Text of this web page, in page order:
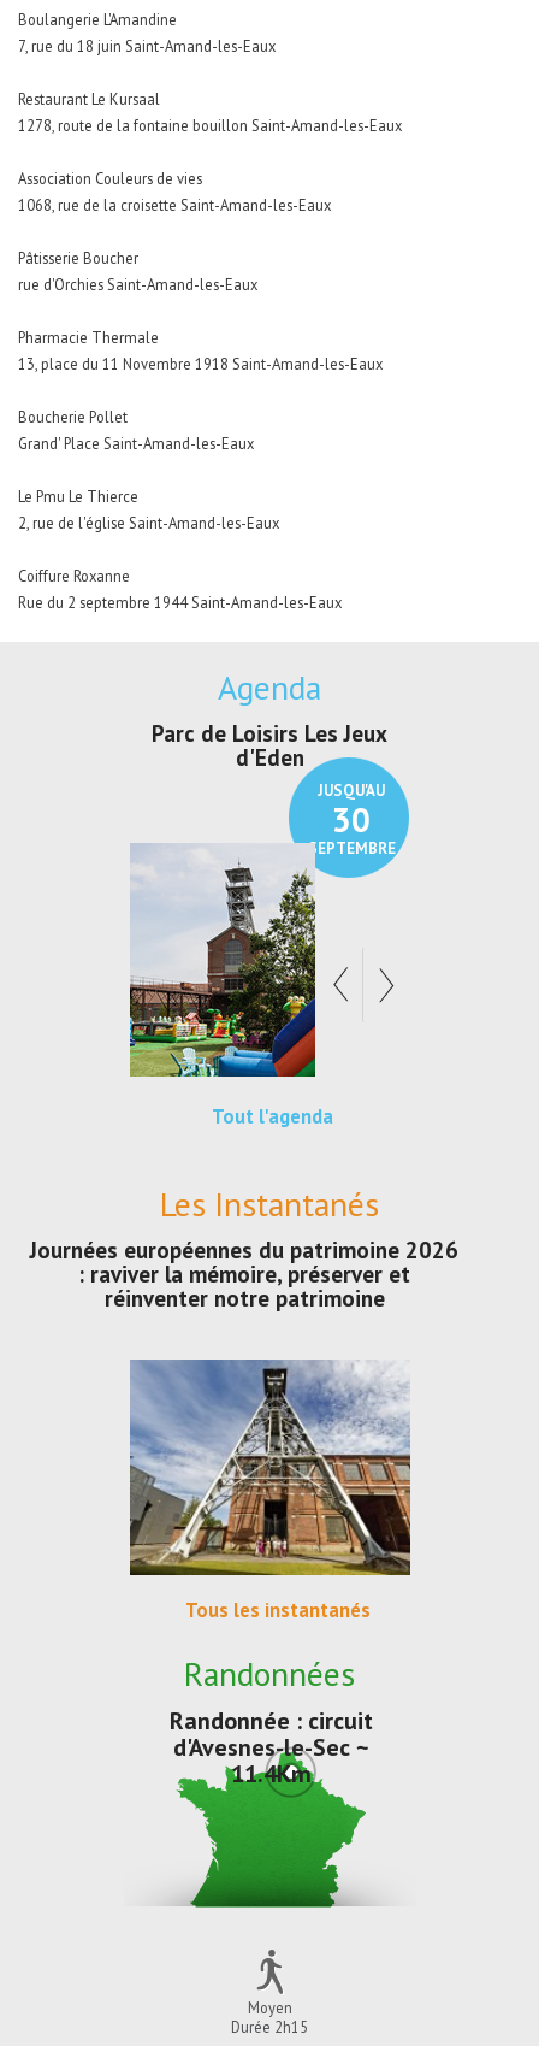
Boulangerie L'Amandine
7, rue du 18 juin Saint-Amand-les-Eaux
Restaurant Le Kursaal
1278, route de la fontaine bouillon Saint-Amand-les-Eaux
Association Couleurs de vies
1068, rue de la croisette Saint-Amand-les-Eaux
Pâtisserie Boucher
rue d'Orchies Saint-Amand-les-Eaux
Pharmacie Thermale
13, place du 11 Novembre 1918 Saint-Amand-les-Eaux
Boucherie Pollet
Grand' Place Saint-Amand-les-Eaux
Le Pmu Le Thierce
2, rue de l'église Saint-Amand-les-Eaux
Coiffure Roxanne
Rue du 2 septembre 1944 Saint-Amand-les-Eaux
Agenda
JUSQU'AU
21
SEPTEMBRE
Exposition "Lucien Jonas -
Au pays du charbon ...
Tout l'agenda
Les Instantanés
Journées européennes du patrimoine 2026
: raviver la mémoire, préserver et
réinventer notre patrimoine
Tous les instantanés
Randonnées
Randonnée : circuit
d'Avesnes-le-Sec ~
11.4Km
Moyen
Durée 2h15